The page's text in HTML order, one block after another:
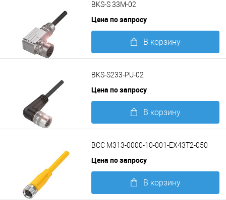
BKS-S 33M-02
Цена по запросу
В корзину
BKS-S233-PU-02
Цена по запросу
В корзину
BCC M313-0000-10-001-EX43T2-050
Цена по запросу
В корзину